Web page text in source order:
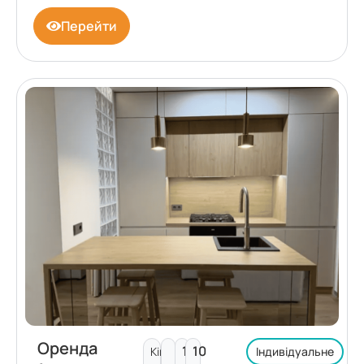
Перейти
Оренда
Кімнат:1010 Індивідуальне